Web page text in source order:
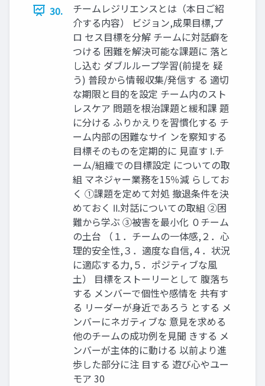
30.
チームレジリエンスとは（本日ご紹
介する内容） ビジョン,成果目標,プ
ロ セス目標を分解 チームに対話癖を
つける 困難を解決可能な課題に 落と
し込む ダブルループ学習(前提を 疑
う) 普段から情報収集/発信す る 適切
な期限と目的を設定 チーム内のスト
レスケア 問題を根治課題と緩和課 題
に分ける ふりかえりを習慣化する チ
ーム内部の困難なサイ ンを察知する
目標そのものを定期的に 見直す Ⅰ.チ
ーム/組織での目標設定 についての取
組 マネジャー業務を15％減 らしてお
く ①課題を定めて対処 撤退条件を決
めておく Ⅱ.対話についての取組 ②困
難から学ぶ ③被害を最小化 ０チーム
の土台 （１．チームの一体感,２．心
理的安全性,３．適度な自信,４．状況
に適応する力,５．ポジティブな風
土） 目標をストーリーとして 腹落ち
する メンバーで個性や感情を 共有す
る リーダーが身近であろう とする メ
ンバーにネガティブな 意見を求める
他のチームの成功例を見聞 きする メ
ンバーが主体的に動ける 以前より進
歩した部分に注 目する 遊び心やユー
モア 30